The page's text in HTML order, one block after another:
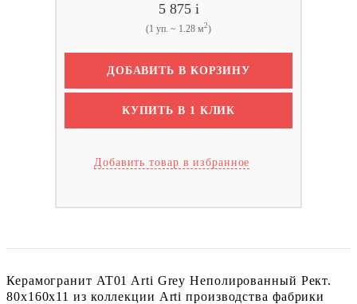
5 875 i
(1 уп. ~ 1.28 м2)
ДОБАВИТЬ В КОРЗИНУ
КУПИТЬ В 1 КЛИК
Добавить товар в избранное
Керамогранит AT01 Arti Grey Неполированный Рект.
80x160x11 из коллекции Arti производства фабрики